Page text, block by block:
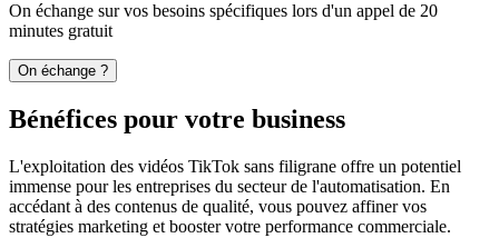
On échange sur vos besoins spécifiques lors d'un appel de 20
minutes gratuit
On échange ?
Bénéfices pour votre business
L'exploitation des vidéos TikTok sans filigrane offre un potentiel
immense pour les entreprises du secteur de l'automatisation. En
accédant à des contenus de qualité, vous pouvez affiner vos
stratégies marketing et booster votre performance commerciale.